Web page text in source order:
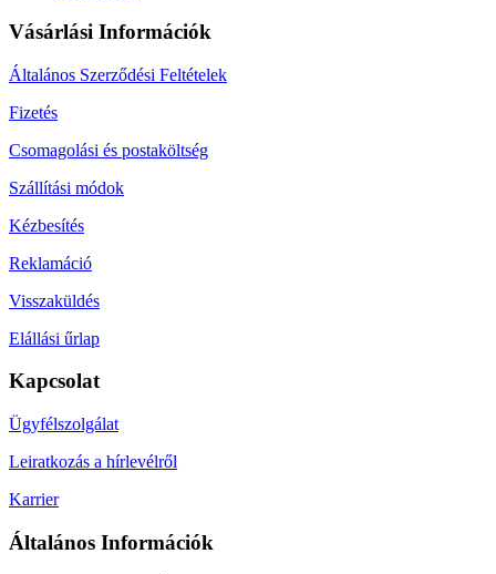
Vásárlási Információk
Általános Szerződési Feltételek
Fizetés
Csomagolási és postaköltség
Szállítási módok
Kézbesítés
Reklamáció
Visszaküldés
Elállási űrlap
Kapcsolat
Ügyfélszolgálat
Leiratkozás a hírlevélről
Karrier
Általános Információk